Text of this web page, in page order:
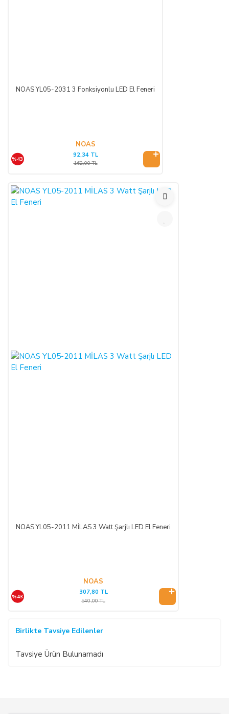
NOAS YL05-2031 3 Fonksiyonlu LED El Feneri
NOAS
%43
92,34 TL
162,00 TL
NOAS YL05-2011 MİLAS 3 Watt Şarjlı LED El Feneri
NOAS
%43
307,80 TL
540,00 TL
Birlikte Tavsiye Edilenler
Tavsiye Ürün Bulunamadı